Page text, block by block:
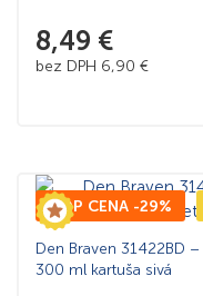
8,49 €
bez DPH 6,90 €
TOP CENA -29%
Den Braven 31422BD
300 ml kartuša sivá